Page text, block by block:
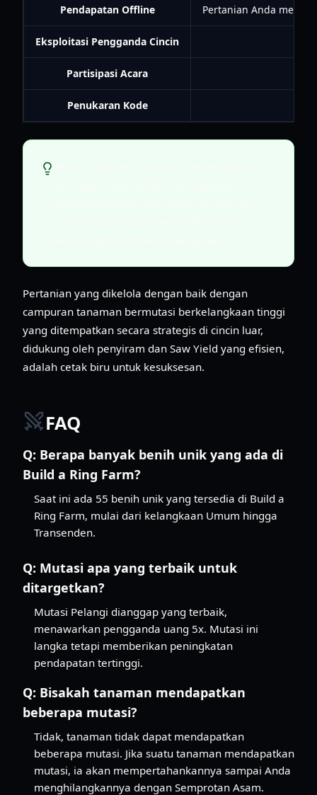
Pendapatan Offline Pertanian Anda
Eksploitasi Pengganda Cincin
Partisipasi Acara
Penukaran Kode
Pertanian yang dikelola dengan baik dengan
campuran tanaman bermutasi berkelangkaan tinggi
yang ditempatkan secara strategis di cincin luar,
didukung oleh penyiram dan Saw Yield yang efisien,
adalah cetak biru untuk kesuksesan.
FAQ
Q: Berapa banyak benih unik yang ada di
Build a Ring Farm?
Saat ini ada 55 benih unik yang tersedia di Build a
Ring Farm, mulai dari kelangkaan Umum hingga
Transenden.
Q: Mutasi apa yang terbaik untuk
ditargetkan?
Mutasi Pelangi dianggap yang terbaik,
menawarkan pengganda uang 5x. Mutasi ini
langka tetapi memberikan peningkatan
pendapatan tertinggi.
Q: Bisakah tanaman mendapatkan
beberapa mutasi?
Tidak, tanaman tidak dapat mendapatkan
beberapa mutasi. Jika suatu tanaman mendapatkan
mutasi, ia akan mempertahankannya sampai Anda
menghilangkannya dengan Semprotan Asam.